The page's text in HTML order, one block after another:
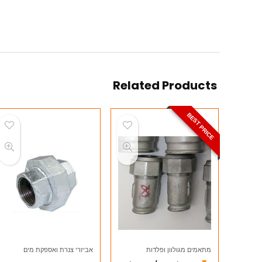
Related Products
BEST PRICE
מתאמים מגולוון ופלדות אביזרי צנרת ואספקת מים